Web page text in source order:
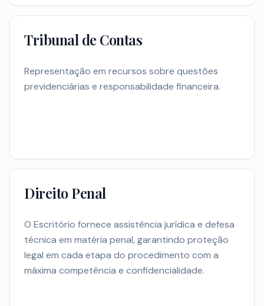
Tribunal de Contas
Representação em recursos sobre questões
previdenciárias e responsabilidade financeira.
Direito Penal
O Escritório fornece assistência jurídica e defesa
técnica em matéria penal, garantindo proteção
legal em cada etapa do procedimento com a
máxima competência e confidencialidade.